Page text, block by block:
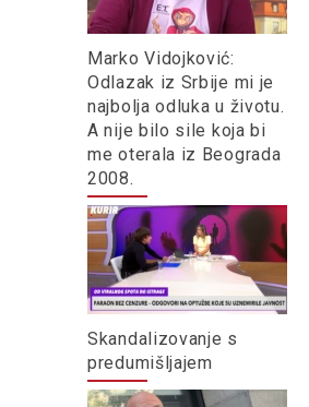
Marko Vidojković:
Odlazak iz Srbije mi je
najbolja odluka u životu.
A nije bilo sile koja bi
me oterala iz Beograda
2008.
Skandalizovanje s
predumišljajem